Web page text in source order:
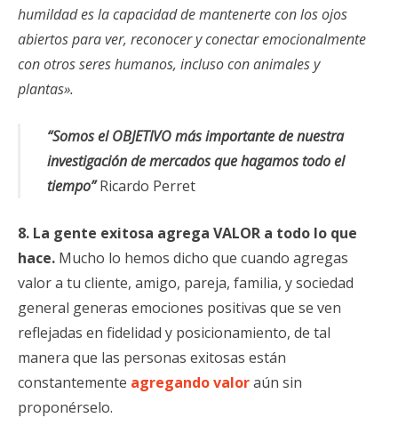
humildad es la capacidad de mantenerte con los ojos
abiertos para ver, reconocer y conectar emocionalmente
con otros seres humanos, incluso con animales y
plantas».
“Somos el OBJETIVO más importante de nuestra
investigación de mercados que hagamos todo el
tiempo”Ricardo Perret
8. La gente exitosa agrega VALOR a todo lo que
hace. Mucho lo hemos dicho que cuando agregas
valor a tu cliente, amigo, pareja, familia, y sociedad
general generas emociones positivas que se ven
reflejadas en fidelidad y posicionamiento, de tal
manera que las personas exitosas están
constantemente agregando valoraún sin
proponérselo.